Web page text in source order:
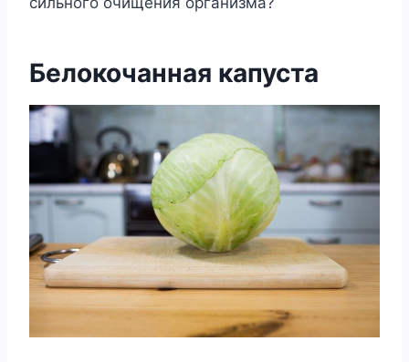
Белокочанная капуста